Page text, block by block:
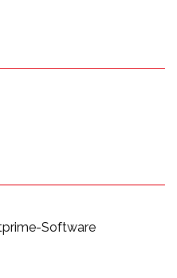
Software